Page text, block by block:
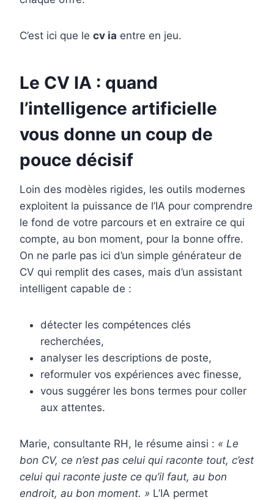
C’est ici que le cv ia entre en jeu.
Le CV IA : quand
l’intelligence artificielle
vous donne un coup de
pouce décisif
Loin des modèles rigides, les outils modernes
exploitent la puissance de l’IA pour comprendre
le fond de votre parcours et en extraire ce qui
compte, au bon moment, pour la bonne offre.
On ne parle pas ici d’un simple générateur de
CV qui remplit des cases, mais d’un assistant
intelligent capable de :
détecter les compétences clés
recherchées,
analyser les descriptions de poste,
reformuler vos expériences avec finesse,
vous suggérer les bons termes pour coller
aux attentes.
Marie, consultante RH, le résume ainsi : « Le
bon CV, ce n’est pas celui qui raconte tout, c’est
celui qui raconte juste ce qu’il faut, au bon
endroit, au bon moment. » L’IA permet